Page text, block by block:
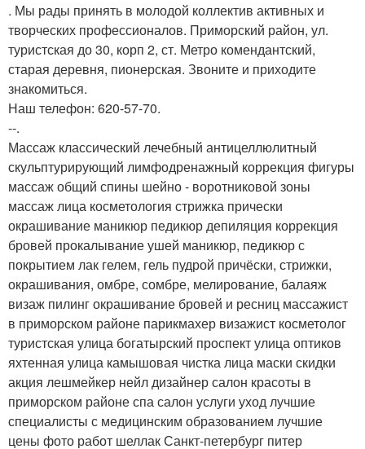
. Мы рады принять в молодой коллектив активных и
творческих профессионалов. Приморский район, ул.
туристская до 30, корп 2, ст. Метро комендантский,
старая деревня, пионерская. Звоните и приходите
знакомиться.
Наш телефон: 620-57-70.
--.
Массаж классический лечебный антицеллюлитный
скульптурирующий лимфодренажный коррекция фигуры
массаж общий спины шейно - воротниковой зоны
массаж лица косметология стрижка прически
окрашивание маникюр педикюр депиляция коррекция
бровей прокалывание ушей маникюр, педикюр с
покрытием лак гелем, гель пудрой причёски, стрижки,
окрашивания, омбре, сомбре, мелирование, балаяж
визаж пилинг окрашивание бровей и ресниц массажист
в приморском районе парикмахер визажист косметолог
туристская улица богатырский проспект улица оптиков
яхтенная улица камышовая чистка лица маски скидки
акция лешмейкер нейл дизайнер салон красоты в
приморском районе спа салон услуги уход лучшие
специалисты с медицинским образованием лучшие
цены фото работ шеллак Санкт-петербург питер